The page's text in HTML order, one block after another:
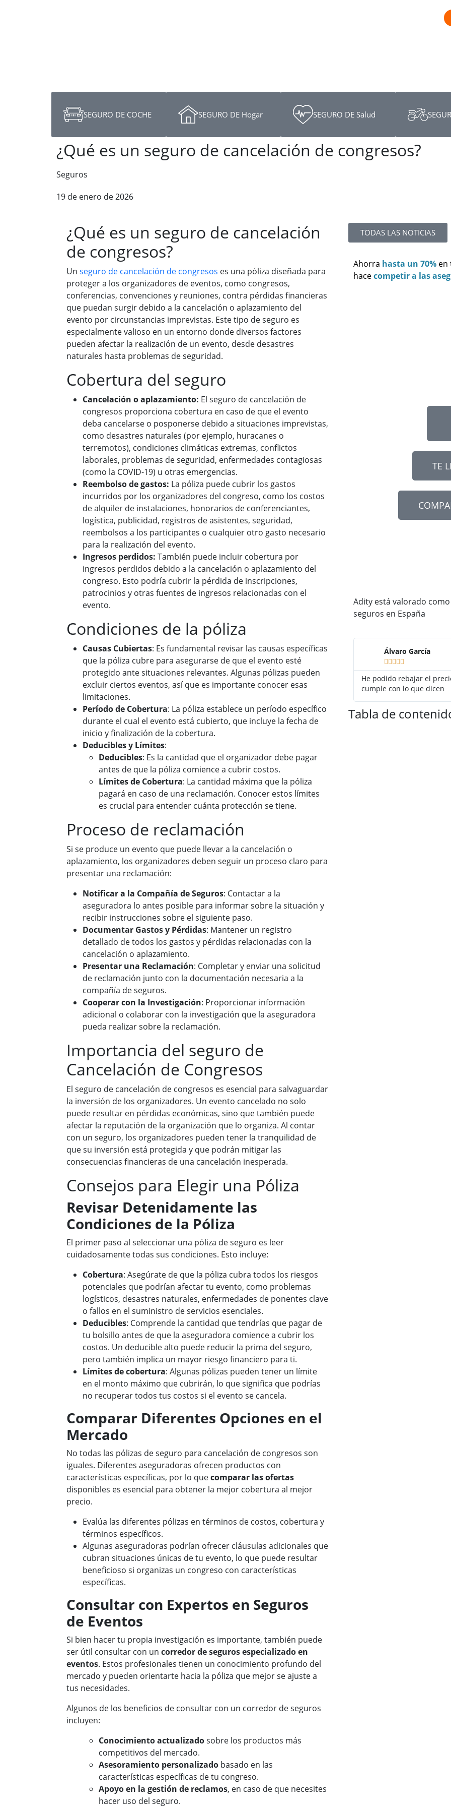
SEGURO DE COCHE SEGURO DE Hogar SEGURO DE Salud
¿Qué es un seguro de cancelación de congresos?
Seguros
19 de enero de 2026
¿Qué es un seguro de cancelación
de congresos?
Un seguro de cancelación de congresos es una póliza diseñada para
proteger a los organizadores de eventos, como congresos,
conferencias, convenciones y reuniones, contra pérdidas financieras
que puedan surgir debido a la cancelación o aplazamiento del
evento por circunstancias imprevistas. Este tipo de seguro es
especialmente valioso en un entorno donde diversos factores
pueden afectar la realización de un evento, desde desastres
naturales hasta problemas de seguridad.
Cobertura del seguro
Cancelación o aplazamiento: El seguro de cancelación de
congresos proporciona cobertura en caso de que el evento
deba cancelarse o posponerse debido a situaciones imprevistas,
como desastres naturales (por ejemplo, huracanes o
terremotos), condiciones climáticas extremas, conflictos
laborales, problemas de seguridad, enfermedades contagiosas
(como la COVID-19) u otras emergencias.
Reembolso de gastos: La póliza puede cubrir los gastos
incurridos por los organizadores del congreso, como los costos
de alquiler de instalaciones, honorarios de conferenciantes,
logística, publicidad, registros de asistentes, seguridad,
reembolsos a los participantes o cualquier otro gasto necesario
para la realización del evento.
Ingresos perdidos: También puede incluir cobertura por
ingresos perdidos debido a la cancelación o aplazamiento del
congreso. Esto podría cubrir la pérdida de inscripciones,
patrocinios y otras fuentes de ingresos relacionadas con el
evento.
Condiciones de la póliza
Causas Cubiertas: Es fundamental revisar las causas específicas
que la póliza cubre para asegurarse de que el evento esté
protegido ante situaciones relevantes. Algunas pólizas pueden
excluir ciertos eventos, así que es importante conocer esas
limitaciones.
Período de Cobertura: La póliza establece un período específico
durante el cual el evento está cubierto, que incluye la fecha de
inicio y finalización de la cobertura.
Deducibles y Límites:
Deducibles: Es la cantidad que el organizador debe pagar
antes de que la póliza comience a cubrir costos.
Límites de Cobertura: La cantidad máxima que la póliza
pagará en caso de una reclamación. Conocer estos límites
es crucial para entender cuánta protección se tiene.
Proceso de reclamación
Si se produce un evento que puede llevar a la cancelación o
aplazamiento, los organizadores deben seguir un proceso claro para
presentar una reclamación:
Notificar a la Compañía de Seguros: Contactar a la
aseguradora lo antes posible para informar sobre la situación y
recibir instrucciones sobre el siguiente paso.
Documentar Gastos y Pérdidas: Mantener un registro
detallado de todos los gastos y pérdidas relacionadas con la
cancelación o aplazamiento.
Presentar una Reclamación: Completar y enviar una solicitud
de reclamación junto con la documentación necesaria a la
compañía de seguros.
Cooperar con la Investigación: Proporcionar información
adicional o colaborar con la investigación que la aseguradora
pueda realizar sobre la reclamación.
Importancia del seguro de
Cancelación de Congresos
El seguro de cancelación de congresos es esencial para salvaguardar
la inversión de los organizadores. Un evento cancelado no solo
puede resultar en pérdidas económicas, sino que también puede
afectar la reputación de la organización que lo organiza. Al contar
con un seguro, los organizadores pueden tener la tranquilidad de
que su inversión está protegida y que podrán mitigar las
consecuencias financieras de una cancelación inesperada.
Consejos para Elegir una Póliza
Revisar Detenidamente las
Condiciones de la Póliza
El primer paso al seleccionar una póliza de seguro es leer
cuidadosamente todas sus condiciones. Esto incluye:
Cobertura: Asegúrate de que la póliza cubra todos los riesgos
potenciales que podrían afectar tu evento, como problemas
logísticos, desastres naturales, enfermedades de ponentes clave
o fallos en el suministro de servicios esenciales.
Deducibles: Comprende la cantidad que tendrías que pagar de
tu bolsillo antes de que la aseguradora comience a cubrir los
costos. Un deducible alto puede reducir la prima del seguro,
pero también implica un mayor riesgo financiero para ti.
Límites de cobertura: Algunas pólizas pueden tener un límite
en el monto máximo que cubrirán, lo que significa que podrías
no recuperar todos tus costos si el evento se cancela.
Comparar Diferentes Opciones en el
Mercado
No todas las pólizas de seguro para cancelación de congresos son
iguales. Diferentes aseguradoras ofrecen productos con
características específicas, por lo quecomparar las ofertas
disponibles es esencial para obtener la mejor cobertura al mejor
precio.
Evalúa las diferentes pólizas en términos de costos, cobertura y
términos específicos.
Algunas aseguradoras podrían ofrecer cláusulas adicionales que
cubran situaciones únicas de tu evento, lo que puede resultar
beneficioso si organizas un congreso con características
específicas.
Consultar con Expertos en Seguros
de Eventos
Si bien hacer tu propia investigación es importante, también puede
ser útil consultar con un corredor de seguros especializado en
eventos. Estos profesionales tienen un conocimiento profundo del
mercado y pueden orientarte hacia la póliza que mejor se ajuste a
tus necesidades.
Algunos de los beneficios de consultar con un corredor de seguros
incluyen:
Conocimiento actualizadosobre los productos más
competitivos del mercado.
Asesoramiento personalizado basado en las
características específicas de tu congreso.
Apoyo en la gestión de reclamos, en caso de que necesites
hacer uso del seguro.
TODAS LAS NOTICIAS
Ahorra hasta un 70% en
hacecompetir a las
TE
Adity está valorado
seguros en España
Álvaro García
    
He podido rebajar el
cumple con lo que dicen
Tabla de